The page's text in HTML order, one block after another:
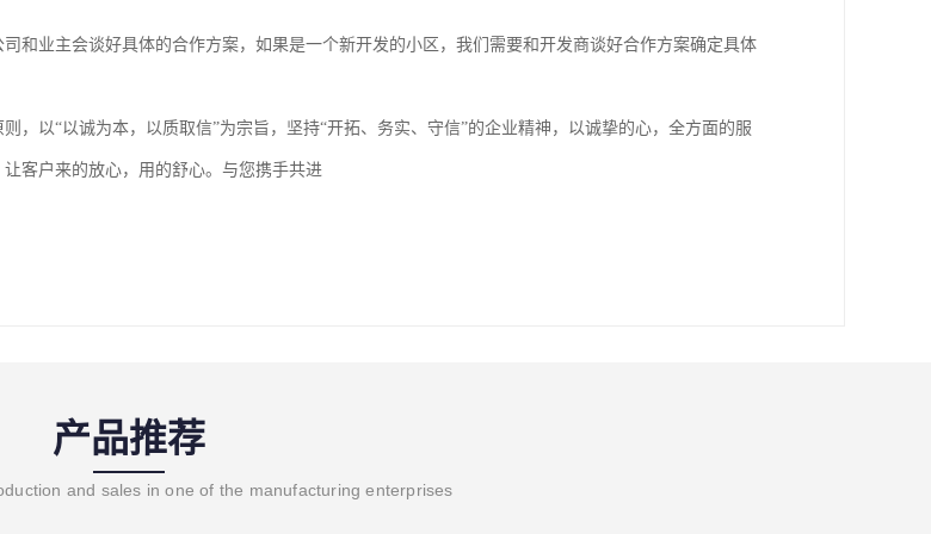
和业主会谈好具体的合作方案，如果是一个新开发的小区，我们需要和开发商谈好合作方案确定具体
，以“以诚为本，以质取信”为宗旨，坚持“开拓、务实、守信”的企业精神，以诚挚的心，全方面的服
客户来的放心，用的舒心。与您携手共进
产品推荐
and sales in one of the manufacturing enterprises